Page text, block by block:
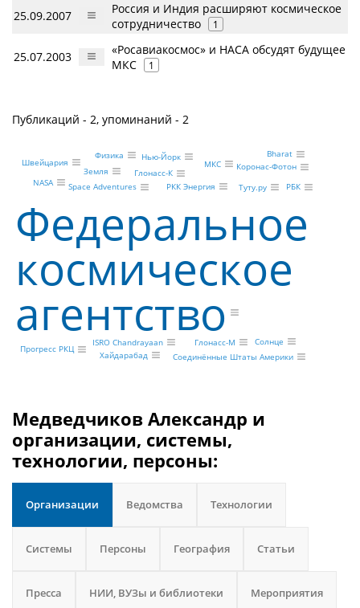
25.09.2007
Россия и Индия расширяют космическое
сотрудничество
1
25.07.2003
«Росавиакосмос» и НАСА обсудят будущее
МКС
1
Публикаций - 2, упоминаний - 2
Федеральное
космическое
агентство
Туту.ру
РКК Энергия
Space Adventures
NASA
Прогресс РКЦ
Коронас-Фотон
ISRO Chandrayaan
МКС
Глонасс-М
Глонасс-К
Солнце
Хайдарабад
Соединённые Штаты Америки
Земля
Bharat
Нью-Йорк
Швейцария
Физика
РБК
Медведчиков Александр и
организации, системы,
технологии, персоны:
Организации Ведомства Технологии
Системы Персоны География Статьи
Пресса НИИ, ВУЗы и библиотеки Мероприятия